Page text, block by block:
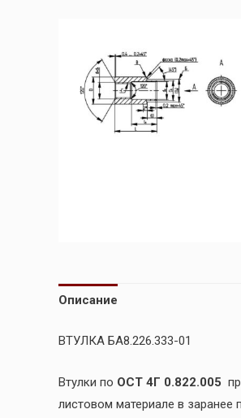
Описание
ВТУЛКА БА8.226.333-01
Втулки по ОСТ 4Г 0.822.005
листовом материале в